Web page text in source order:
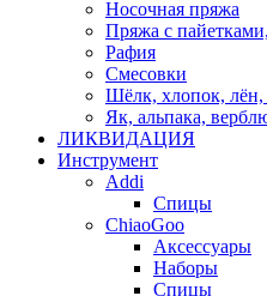
Носочная пряжа
Пряжа с
Рафия
Смесовки
Шёлк, хлопок, лён,
Як, альпака,
ЛИКВИДАЦИЯ
Инструмент
Addi
Спицы
ChiaoGoo
Аксессуары
Наборы
Спицы